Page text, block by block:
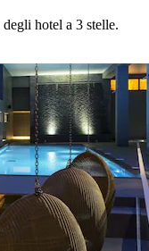
hotel a 3 stelle.